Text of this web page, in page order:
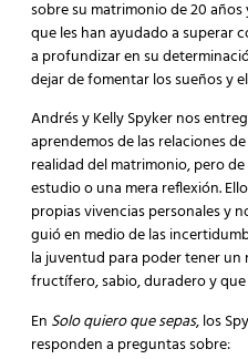
sobre su matrimonio de 20
que les han ayudado a superar
a profundizar en su
dejar de fomentar los sueños y
Andrés y Kelly Spyker nos
aprendemos de las relaciones
realidad del matrimonio, pero
estudio o una mera reflexión.
propias vivencias personales y
guió en medio de las
la juventud para poder tener
fructífero, sabio, duradero y que
En Solo quiero que sepas, los
responden a preguntas sobre: